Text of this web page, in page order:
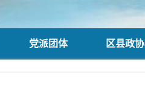
党派团体 区县政协